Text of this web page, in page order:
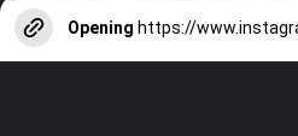
Opening https://